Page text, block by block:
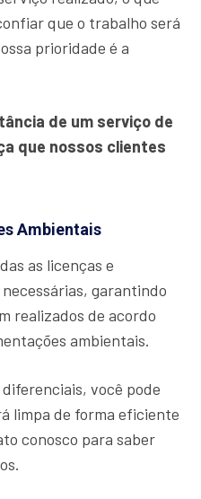
que o trabalho será
prioridade é a
de um serviço de
que nossos clientes
Ambientais
as licenças e
garantindo
realizados de acordo
ambientais.
você pode
limpa de forma eficiente
conosco para saber